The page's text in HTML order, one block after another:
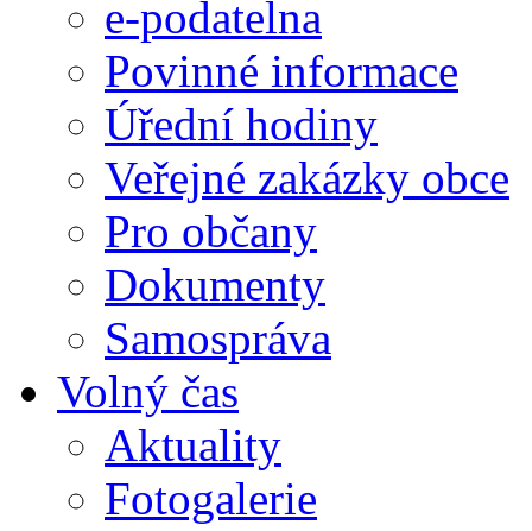
e-podatelna
Povinné informace
Úřední hodiny
Veřejné zakázky obce
Pro občany
Dokumenty
Samospráva
Volný čas
Aktuality
Fotogalerie